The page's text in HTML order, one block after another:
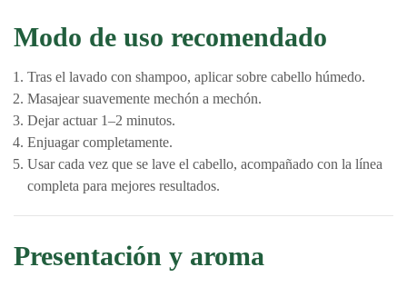
Modo de uso recomendado
Tras el lavado con shampoo, aplicar sobre cabello húmedo.
Masajear suavemente mechón a mechón.
Dejar actuar 1–2 minutos.
Enjuagar completamente.
Usar cada vez que se lave el cabello, acompañado con la línea
completa para mejores resultados.
Presentación y aroma